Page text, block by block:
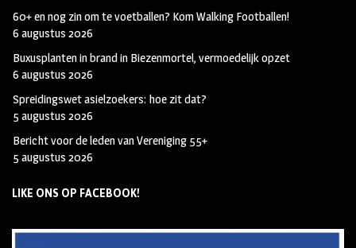
60+ en nog zin om te voetballen? Kom Walking Footballen!
6 augustus 2026
Buxusplanten in brand in Biezenmortel, vermoedelijk opzet
6 augustus 2026
Spreidingswet asielzoekers: hoe zit dat?
5 augustus 2026
Bericht voor de leden van Vereniging 55+
5 augustus 2026
LIKE ONS OP FACEBOOK!